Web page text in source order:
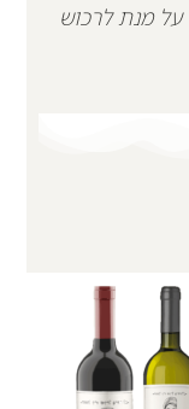
על פי חוק, עליך להיות מעל גיל 18 על מנת לרכוש